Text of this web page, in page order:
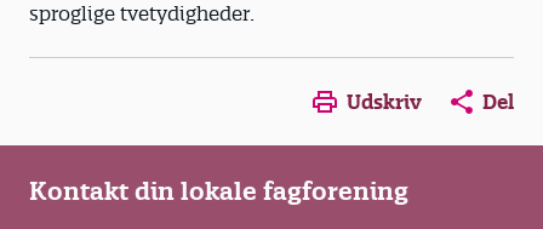
sproglige tvetydigheder.
Opens in a new window
Opens in a new
Opens in
Udskriv Del
Kontakt din lokale fagforening